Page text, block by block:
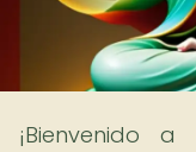
¡Bienvenido a